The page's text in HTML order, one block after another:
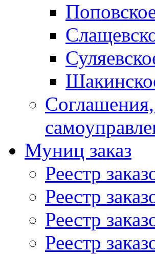
Муниц заказ
Реестр
Реестр
Реестр
Реестр